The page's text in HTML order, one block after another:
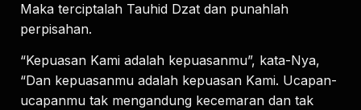
Maka terciptalah Tauhid Dzat dan punahlah
perpisahan.
“Kepuasan Kami adalah kepuasanmu”, kata-Nya,
“Dan kepuasanmu adalah kepuasan Kami. Ucapan-
ucapanmu tak mengandung kecemaran dan tak